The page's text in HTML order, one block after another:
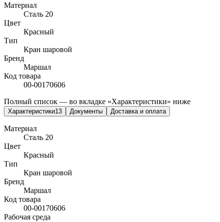
Материал
Сталь 20
Цвет
Красный
Тип
Кран шаровой
Бренд
Маршал
Код товара
00-00170606
Полный список — во вкладке «Характеристики» ниже
Характеристики13 Документы Доставка и оплата
Материал
Сталь 20
Цвет
Красный
Тип
Кран шаровой
Бренд
Маршал
Код товара
00-00170606
Рабочая среда